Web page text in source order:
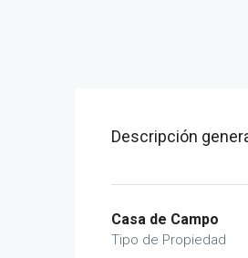
Descripción
Casa de Campo
Tipo de Propiedad